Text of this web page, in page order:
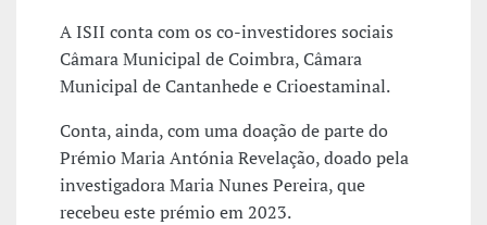
A ISII conta com os co-investidores sociais
Câmara Municipal de Coimbra, Câmara
Municipal de Cantanhede e Crioestaminal.
Conta, ainda, com uma doação de parte do
Prémio Maria Antónia Revelação, doado pela
investigadora Maria Nunes Pereira, que
recebeu este prémio em 2023.